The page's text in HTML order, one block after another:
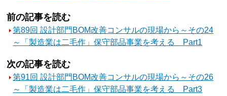
前の記事を読む
第89回 設計部門BOM改善コンサルの現場から～その24
～「製造業は二毛作」保守部品事業を考える Part1
次の記事を読む
第91回 設計部門BOM改善コンサルの現場から～その26
～「製造業は二毛作」保守部品事業を考える Part3